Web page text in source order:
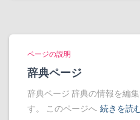
ページの説明
辞典ページ
辞典ページ 辞典の情報を編
す。 このページへ 続きを読む